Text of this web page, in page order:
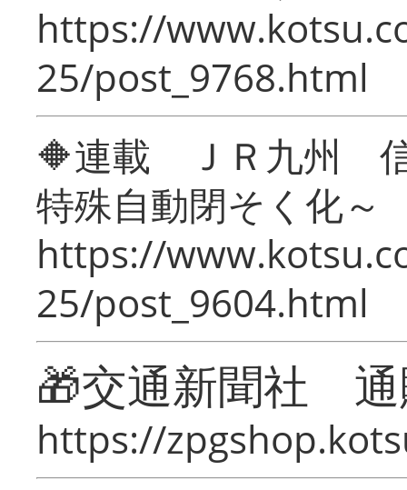
https://
25/post_9768.html
🔶連載 ＪＲ九州 信
特殊自動閉そく化～
https://
25/post_9604.html
🎁交通新聞社
https://